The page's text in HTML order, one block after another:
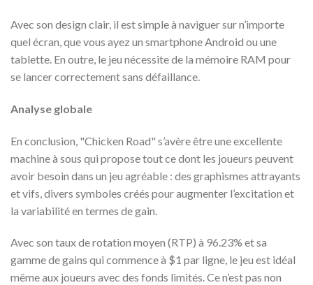
Avec son design clair, il est simple à naviguer sur n’importe
quel écran, que vous ayez un smartphone Android ou une
tablette. En outre, le jeu nécessite de la mémoire RAM pour
se lancer correctement sans défaillance.
Analyse globale
En conclusion, "Chicken Road" s’avère être une excellente
machine à sous qui propose tout ce dont les joueurs peuvent
avoir besoin dans un jeu agréable : des graphismes attrayants
et vifs, divers symboles créés pour augmenter l’excitation et
la variabilité en termes de gain.
Avec son taux de rotation moyen (RTP) à 96.23% et sa
gamme de gains qui commence à $1 par ligne, le jeu est idéal
même aux joueurs avec des fonds limités. Ce n’est pas non